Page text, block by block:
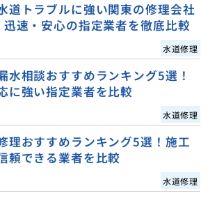
道トラブルに強い関東の修理会社
速・安心の指定業者を徹底比較
水道修理
水相談おすすめランキング5選！
に強い指定業者を比較
水道修理
理おすすめランキング5選！施工
頼できる業者を比較
水道修理